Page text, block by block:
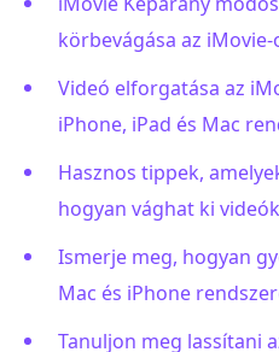
körbevágása az iMovie-
Videó elforgatása az
iPhone, iPad és Mac
Hasznos tippek,
hogyan vághat ki
Ismerje meg, hogyan
Mac és iPhone
Tanuljon meg lassítani